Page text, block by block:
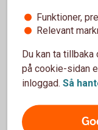
Rådgivning
Funktioner,
Relevant
Du kan ta
på cookie-sidan
inloggad. Så